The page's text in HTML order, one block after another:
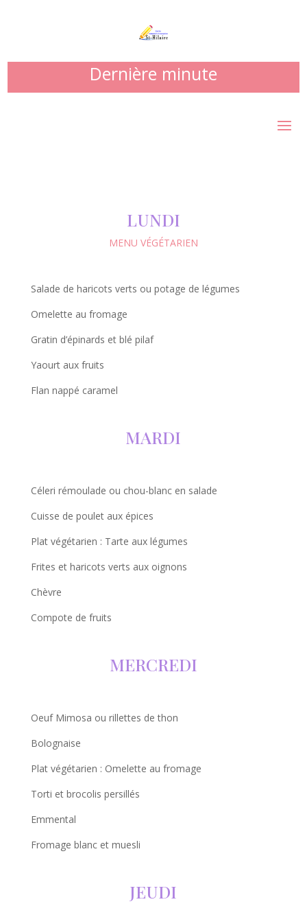
Dernière minute
LUNDI
MENU VÉGÉTARIEN
Salade de haricots verts ou potage de légumes
Omelette au fromage
Gratin d’épinards et blé pilaf
Yaourt aux fruits
Flan nappé caramel
MARDI
Céleri rémoulade ou chou-blanc en salade
Cuisse de poulet aux épices
Plat végétarien : Tarte aux légumes
Frites et haricots verts aux oignons
Chèvre
Compote de fruits
MERCREDI
Oeuf Mimosa ou rillettes de thon
Bolognaise
Plat végétarien : Omelette au fromage
Torti et brocolis persillés
Emmental
Fromage blanc et muesli
JEUDI